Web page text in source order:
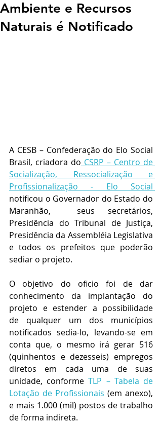
Ambiente e Recursos
Naturais é Notificado
A CESB – Confederação do Elo Social
Brasil, criadora do CSRP – Centro de
Socialização, Ressocialização e
notificou o Governador do Estado do
Maranhão,  seus secretários,
Presidência do Tribunal de Justiça,
Presidência da Assembléia Legislativa
e todos os prefeitos que poderão
sediar o projeto.
O objetivo do oficio foi de dar
conhecimento da implantação do
projeto e estender a possibilidade
de qualquer um dos municípios
notificados sedia-lo, levando-se em
conta que, o mesmo irá gerar 516
(quinhentos e dezesseis) empregos
diretos em cada uma de suas
unidade, conforme TLP – Tabela de
Lotação de Profissionais (em anexo),
e mais 1.000 (mil) postos de trabalho
de forma indireta.